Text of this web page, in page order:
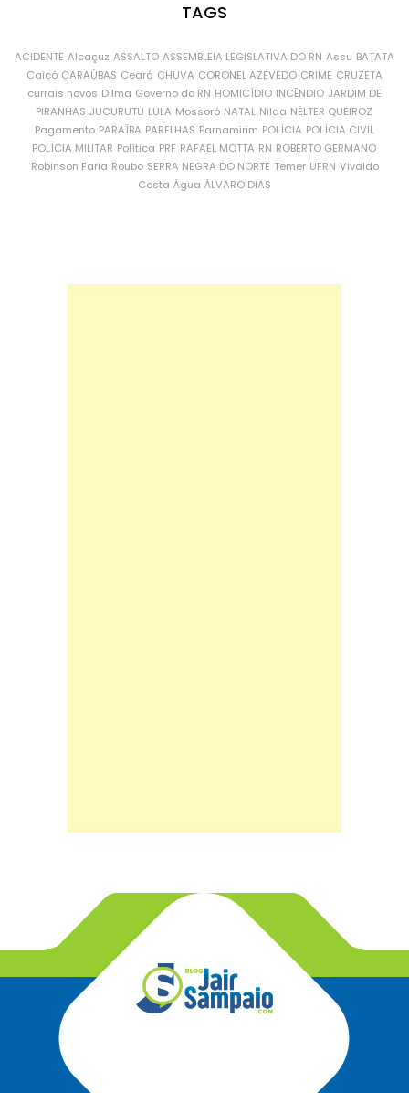
TAGS
ACIDENTE Alcaçuz ASSALTO ASSEMBLEIA LEGISLATIVA DO RN Assu BATATA
Caicó CARAÚBAS Ceará CHUVA CORONEL AZEVEDO CRIME CRUZETA
currais novos Dilma Governo do RN HOMICÍDIO INCÊNDIO JARDIM DE
PIRANHAS JUCURUTU LULA Mossoró NATAL Nilda NÉLTER QUEIROZ
Pagamento PARAÍBA PARELHAS Parnamirim POLÍCIA POLÍCIA CIVIL
POLÍCIA MILITAR Política PRF RAFAEL MOTTA RN ROBERTO GERMANO
Robinson Faria Roubo SERRA NEGRA DO NORTE Temer UFRN Vivaldo
Costa Água ÁLVARO DIAS